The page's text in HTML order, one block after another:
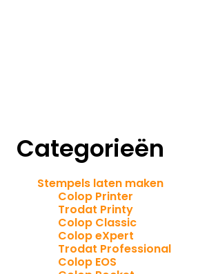
Categorieën
Stempels laten maken
Colop Printer
Trodat Printy
Colop Classic
Colop eXpert
Trodat Professional
Colop EOS